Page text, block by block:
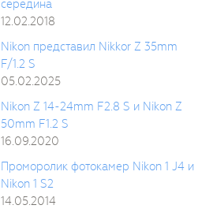
середина
12.02.2018
Nikon представил Nikkor Z 35mm
F/1.2 S
05.02.2025
Nikon Z 14-24mm F2.8 S и Nikon Z
50mm F1.2 S
16.09.2020
Проморолик фотокамер Nikon 1 J4 и
Nikon 1 S2
14.05.2014